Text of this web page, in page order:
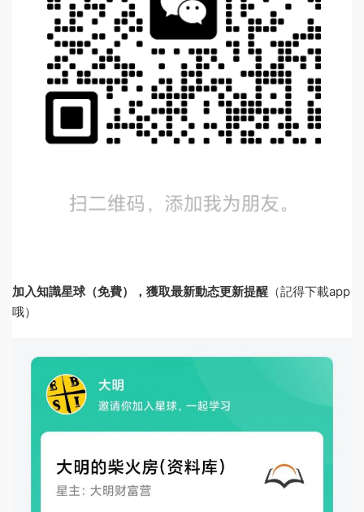
加入知識星球（免費），獲取最新動态更新提醒 （記得下載app
哦）